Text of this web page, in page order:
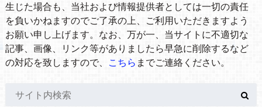
生じた場合も、当社および情報提供者としては一切の責任
を負いかねますのでご了承の上、ご利用いただきますよう
お願い申し上げます。なお、万が一、当サイトに不適切な
記事、画像、リンク等がありましたら早急に削除するなど
の対応を致しますので、
こちら までご連絡ください。